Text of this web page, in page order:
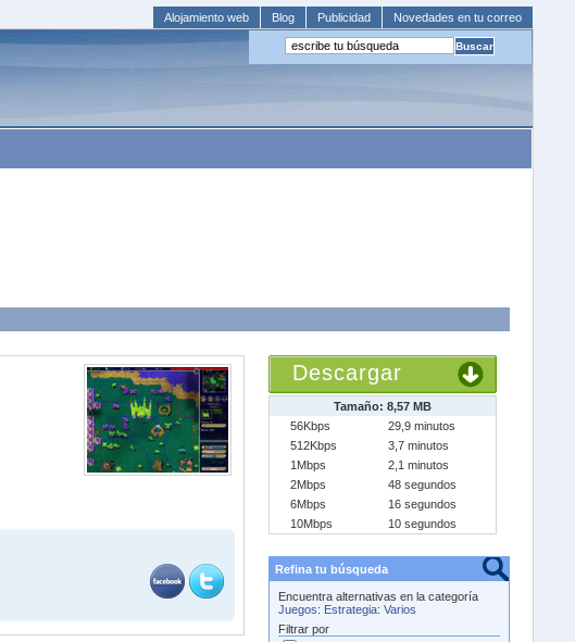
Alojamiento web Blog Publicidad Novedades en tu correo
Descargar
Tamaño: 8,57 MB
56Kbps
29,9 minutos
512Kbps
3,7 minutos
1Mbps
2,1 minutos
2Mbps
48 segundos
6Mbps
16 segundos
10Mbps
10 segundos
Refina tu búsqueda
Encuentra alternativas en la categoría
Juegos: Estrategia: Varios
Filtrar por